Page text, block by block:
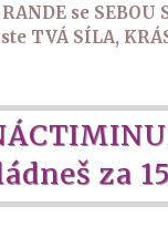
RANDE se SEBOU
TVÁ SÍLA,
za